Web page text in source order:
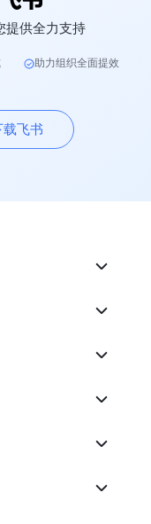
提供全力支持
助力组织全面提效
载飞书